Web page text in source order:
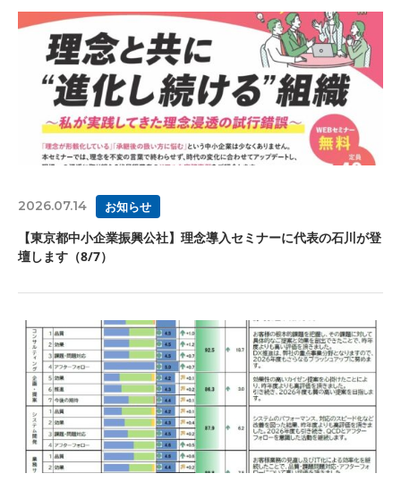
2026.07.14 お知らせ
【東京都中小企業振興公社】理念導入セミナーに代表の石川が登
壇します（8/7）